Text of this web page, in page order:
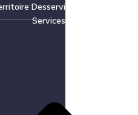
Desservi
Services